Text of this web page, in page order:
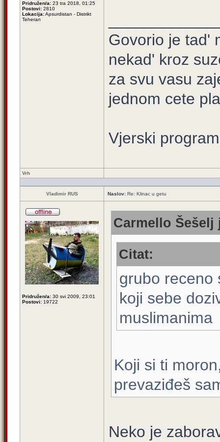
Pridružen/a: 23 tra 2018, 01:25
Postovi: 2810
Lokacija:Apsurdistan - Distrikt
Teheran
Govorio je tad'
nekad' kroz
za svu vasu
jednom cete
Vjerski
Vrh
Vladimir RUS Naslov: Re: Klinac u getu
Pridružen/a: 30 svi 2009, 23:01
Postovi: 19722
Carmello Šešelj
Citat:
grubo receno
koji sebe
muslimanima
Koji si ti
prevaziđeš
Neko je